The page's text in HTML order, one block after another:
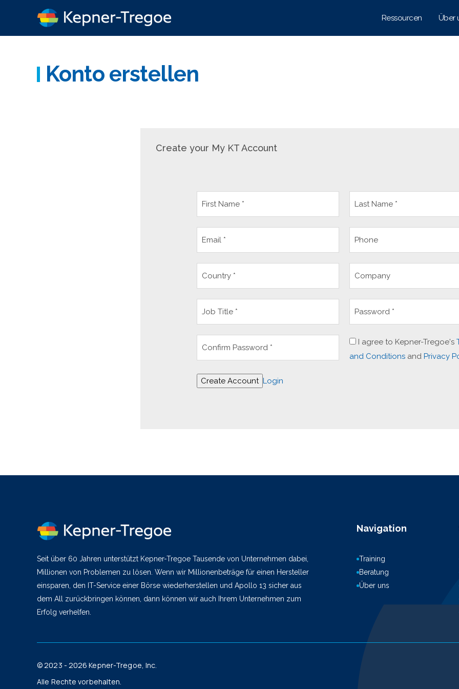
Ressourcen Über
Konto erstellen
Create your My KT Account
I agree to Kepner-Tregoe's
and Conditions and Privacy
Create Account Login
Seit über 60 Jahren unterstützt Kepner-Tregoe Tausende von Unternehmen dabei,
Millionen von Problemen zu lösen. Wenn wir Millionenbeträge für einen Hersteller
einsparen, den IT-Service einer Börse wiederherstellen und Apollo 13 sicher aus
dem All zurückbringen können, dann können wir auch Ihrem Unternehmen zum
Erfolg verhelfen.
Navigation
Training
Beratung
Über uns
© 2023 - 2026 Kepner-Tregoe, Inc.
Alle Rechte vorbehalten.